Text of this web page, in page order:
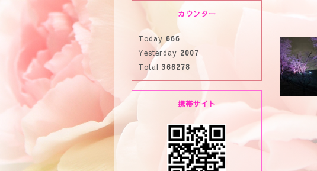
カウンター
Today 666
Yesterday 2007
Total 366278
携帯サイト